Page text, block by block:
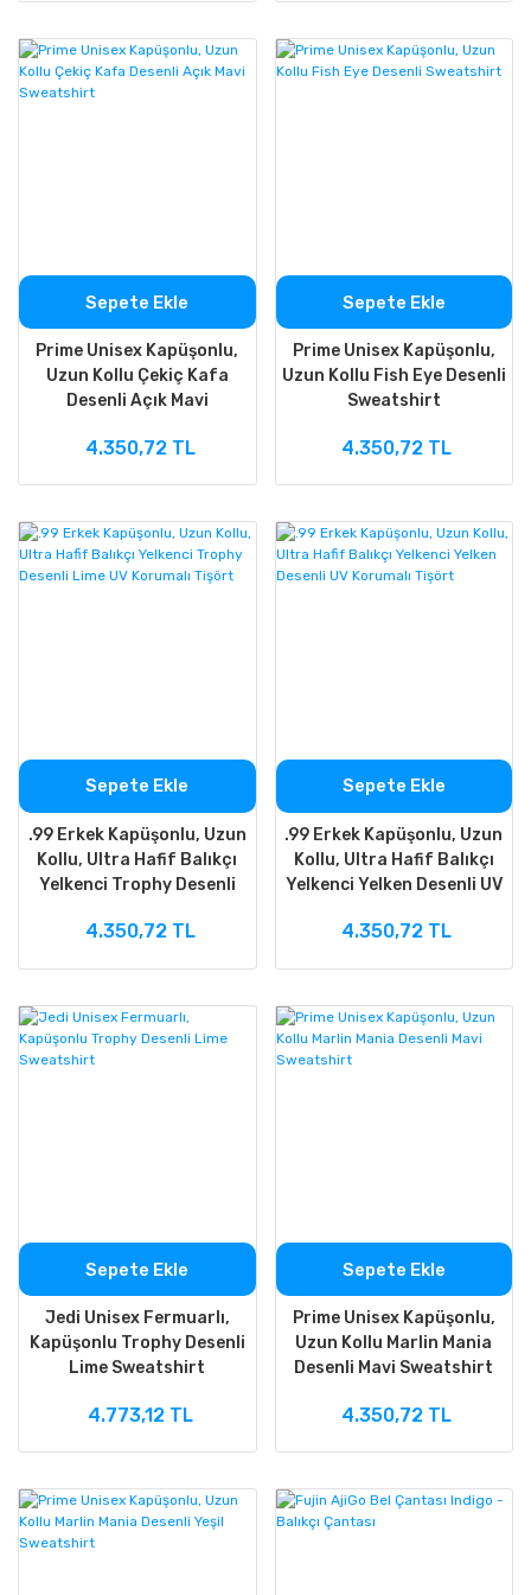
Sepete Ekle
Prime Unisex Kapüşonlu,
Uzun Kollu Çekiç Kafa
Desenli Açık Mavi
4.350,72 TL
Sepete Ekle
Prime Unisex Kapüşonlu,
Uzun Kollu Fish Eye Desenli
Sweatshirt
4.350,72 TL
Sepete Ekle
.99 Erkek Kapüşonlu, Uzun
Kollu, Ultra Hafif Balıkçı
Yelkenci Trophy Desenli
4.350,72 TL
Sepete Ekle
.99 Erkek Kapüşonlu, Uzun
Kollu, Ultra Hafif Balıkçı
Yelkenci Yelken Desenli UV
4.350,72 TL
Sepete Ekle
Jedi Unisex Fermuarlı,
Kapüşonlu Trophy Desenli
Lime Sweatshirt
4.773,12 TL
Sepete Ekle
Prime Unisex Kapüşonlu,
Uzun Kollu Marlin Mania
Desenli Mavi Sweatshirt
4.350,72 TL